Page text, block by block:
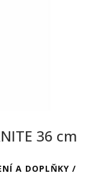
36 cm
A DOPLŇKY/